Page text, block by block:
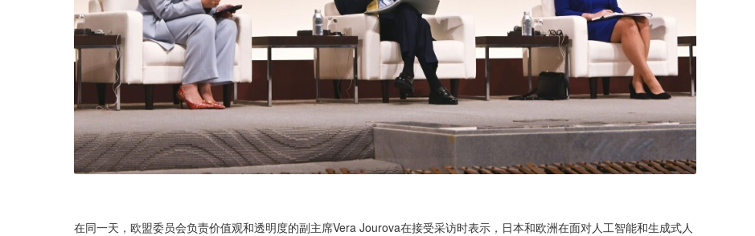
在同一天，欧盟委员会负责价值观和透明度的副主席Vera Jourova在接受采访时表示，日本和欧洲在面对人工智能和生成式人